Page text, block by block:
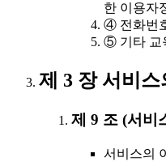
한 이용자
④ 전화번
⑤ 기타 교
제 3 장 서비스
제 9 조 (서비
서비스의